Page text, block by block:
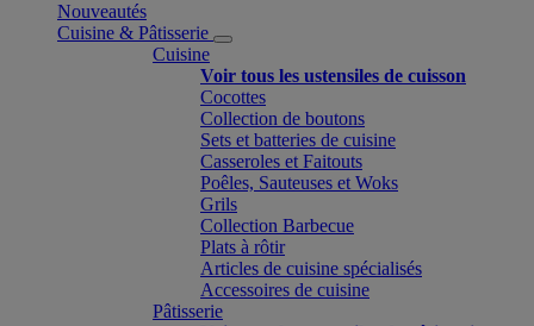
Nouveautés
Cuisine & Pâtisserie
Cuisine
Voir tous les ustensiles de cuisson
Cocottes
Collection de boutons
Sets et batteries de cuisine
Casseroles et Faitouts
Poêles, Sauteuses et Woks
Grils
Collection Barbecue
Plats à rôtir
Articles de cuisine spécialisés
Accessoires de cuisine
Pâtisserie